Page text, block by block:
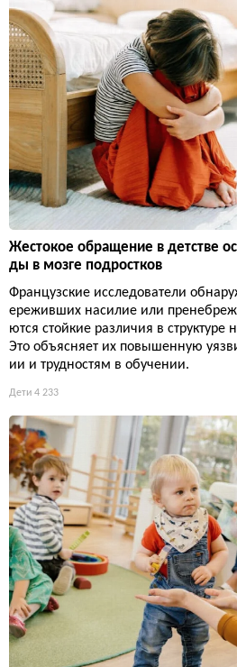
Жестокое обращение в детстве
ды в мозге подростков
Французские исследователи
ереживших насилие или
ются стойкие различия в структуре
Это объясняет их повышенную
ии и трудностям в обучении.
Дети 4 233